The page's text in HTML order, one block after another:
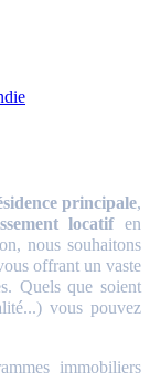
principale,
locatifen
nous souhaitons
offrant un vaste
Quels que soient
vous pouvez
immobiliers